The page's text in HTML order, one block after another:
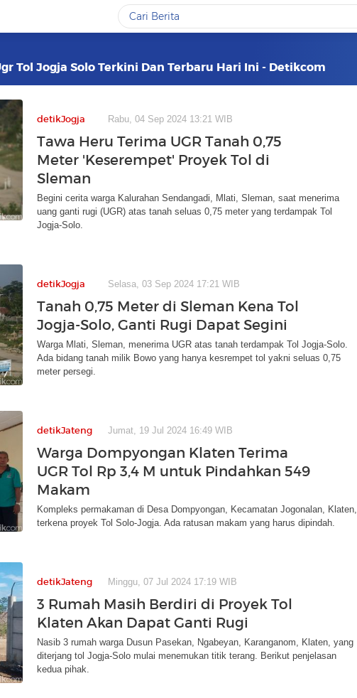
Tol Jogja Solo Terkini Dan Terbaru Hari Ini - Detikcom
detikJogja Rabu, 04 Sep 2024 13:21 WIB
Tawa Heru Terima UGR Tanah 0,75
Meter 'Keserempet' Proyek Tol di
Sleman
Begini cerita warga Kalurahan Sendangadi, Mlati, Sleman, saat menerima
uang ganti rugi (UGR) atas tanah seluas 0,75 meter yang terdampak Tol
Jogja-Solo.
detikJogja Selasa, 03 Sep 2024 17:21 WIB
Tanah 0,75 Meter di Sleman Kena Tol
Jogja-Solo, Ganti Rugi Dapat Segini
Warga Mlati, Sleman, menerima UGR atas tanah terdampak Tol Jogja-Solo.
Ada bidang tanah milik Bowo yang hanya kesrempet tol yakni seluas 0,75
meter persegi.
detikJateng Jumat, 19 Jul 2024 16:49 WIB
Warga Dompyongan Klaten Terima
UGR Tol Rp 3,4 M untuk Pindahkan 549
Makam
Kompleks permakaman di Desa Dompyongan, Kecamatan Jogonalan, Klaten,
terkena proyek Tol Solo-Jogja. Ada ratusan makam yang harus dipindah.
detikJateng Minggu, 07 Jul 2024 17:19 WIB
3 Rumah Masih Berdiri di Proyek Tol
Klaten Akan Dapat Ganti Rugi
Nasib 3 rumah warga Dusun Pasekan, Ngabeyan, Karanganom, Klaten, yang
diterjang tol Jogja-Solo mulai menemukan titik terang. Berikut penjelasan
kedua pihak.